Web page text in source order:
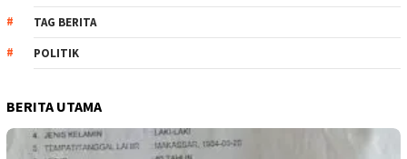
TAG BERITA
POLITIK
BERITA UTAMA